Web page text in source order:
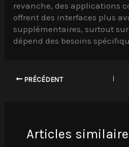
revanche, des applications
offrent des interfaces plus
supplémentaires, surtout sur
dépend des besoins
PRÉCÉDENT
Articles